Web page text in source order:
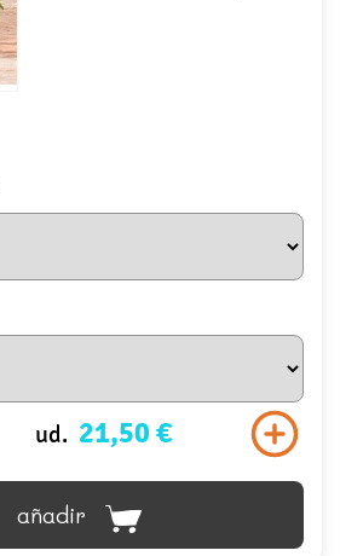
ud. 21,50 €
añadir